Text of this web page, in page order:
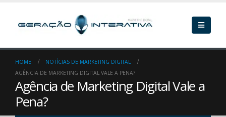
HOME
NOTÍCIAS DE MARKETING DIGITAL
AGÊNCIA DE MARKETING DIGITAL VALE A PENA?
Agência de Marketing Digital Vale a
Pena?